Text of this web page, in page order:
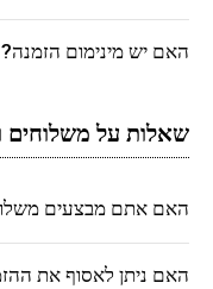
האם יש מינימום הזמנה?
שאלות על משלוחים
האם אתם מבצעים
האם ניתן לאסוף את